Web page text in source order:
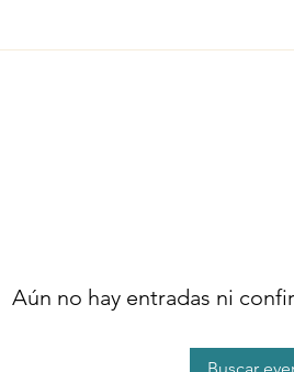
Aún no hay entradas ni